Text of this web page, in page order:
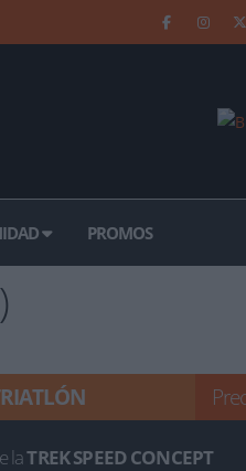
PROMOS
laTREK SPEED CONCEPT